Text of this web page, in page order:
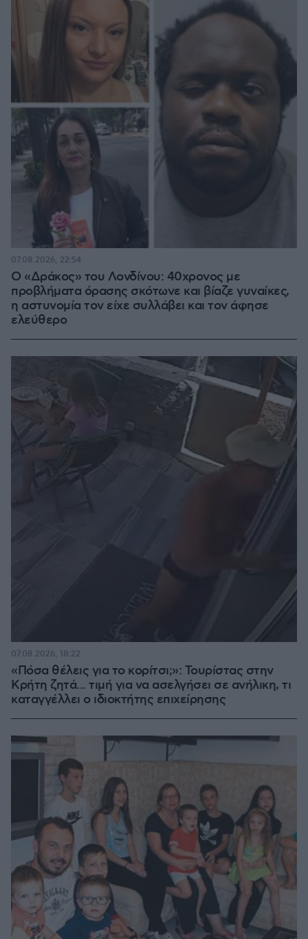
Ο «Δράκος» του Λονδίνου: 40χρονος με
προβλήματα όρασης σκότωνε και βίαζε γυναίκες,
η αστυνομία τον είχε συλλάβει και τον άφησε
ελεύθερο
07.08.2026, 22:54
«Πόσα θέλεις για το κορίτσι;»: Τουρίστας στην
Κρήτη ζητά... τιμή για να ασελγήσει σε ανήλικη, τι
καταγγέλλει ο ιδιοκτήτης επιχείρησης
07.08.2026, 18:22